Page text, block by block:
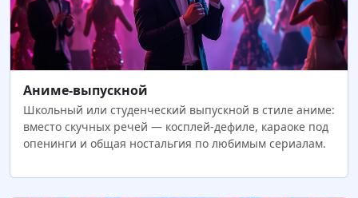
Аниме-выпускной
Школьный или студенческий выпускной в стиле аниме:
вместо скучных речей — косплей-дефиле, караоке под
опенинги и общая ностальгия по любимым сериалам.